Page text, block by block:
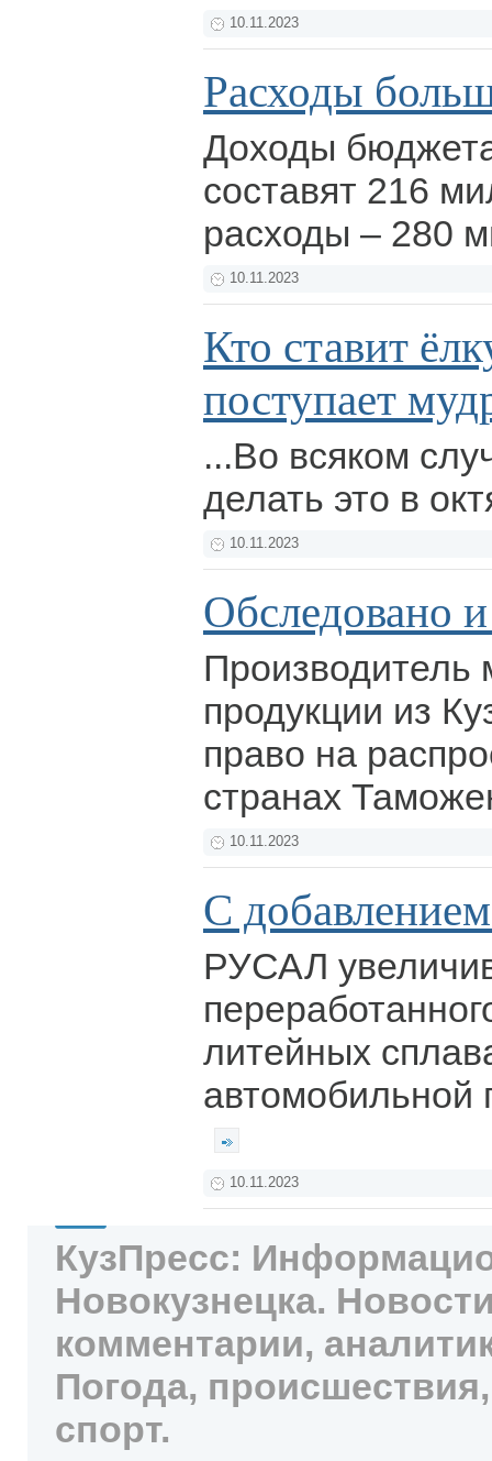
10.11.2023
Расходы
Доходы
составят 216
расходы – 280
10.11.2023
Кто ставит
поступает
...Во всяком
делать это в
10.11.2023
Обследовано
Производитель
продукции из
право на
странах
10.11.2023
С
РУСАЛ
литейных
10.11.2023
КузПресс:
Новокузнецка.
комментарии,
Погода,
спорт.